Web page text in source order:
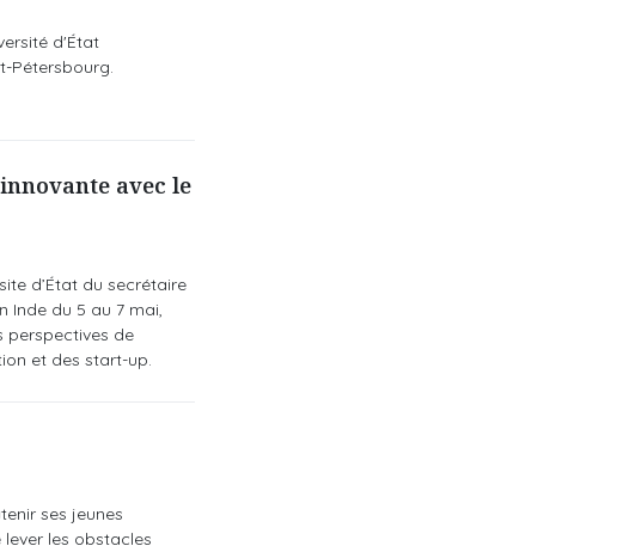
d'État
Pétersbourg.
avec le
d’État du secrétaire
Inde du 5 au 7 mai,
perspectives de
et des start-up.
ses jeunes
lever les obstacles